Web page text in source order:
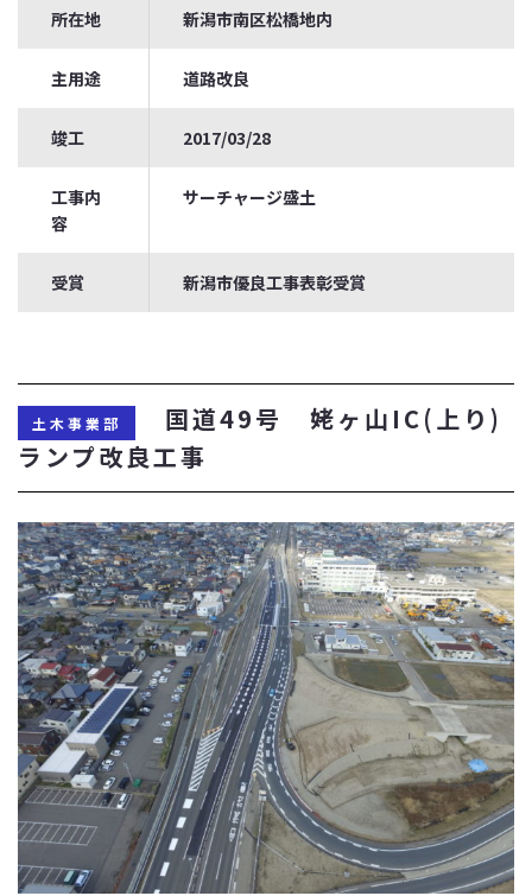
所在地 新潟市南区松橋地内
主用途 道路改良
竣工 2017/03/28
工事内
容
サーチャージ盛土
受賞 新潟市優良工事表彰受賞
土木事業部
国道49号 姥ヶ山IC(上り)
ランプ改良工事